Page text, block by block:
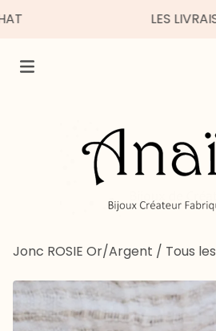
LES
Jonc ROSIE Or/Argent / Tous